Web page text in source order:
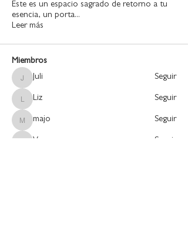
Este es un espacio sagrado de retorno a tu
esencia, un porta...
Leer más
Miembros
Juli
Juli Seguir
Liz
Liz Seguir
majo
majo Seguir
Vanessa Seguir